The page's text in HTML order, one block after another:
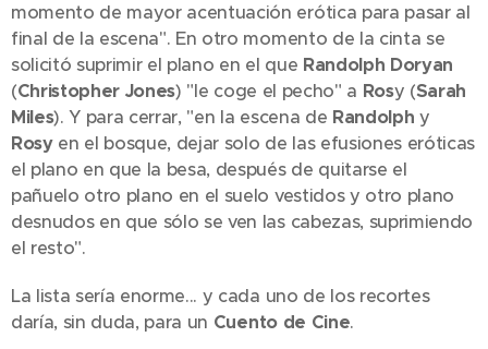
momento de mayor acentuación erótica para pasar al
final de la escena". En otro momento de la cinta se
solicitó suprimir el plano en el que Randolph Doryan
(Christopher Jones) "le coge el pecho" a Rosy (Sarah
Miles). Y para cerrar, "en la escena de Randolph y
Rosyen el bosque, dejar solo de las efusiones eróticas
el plano en que la besa, después de quitarse el
pañuelo otro plano en el suelo vestidos y otro plano
desnudos en que sólo se ven las cabezas, suprimiendo
el resto".
La lista sería enorme... y cada uno de los recortes
daría, sin duda, para un Cuento de Cine.